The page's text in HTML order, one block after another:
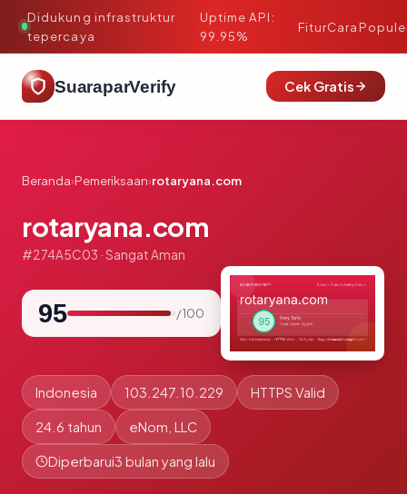
Didukung infrastruktur
tepercaya
·
Uptime API:
99.95%
FiturCara
SuaraparVerify Cek Gratis
Beranda›Pemeriksaan›rotaryana.com
rotaryana.com
#274A5C03 · Sangat Aman
95 / 100
Indonesia 103.247.10.229 HTTPS Valid
24.6 tahun eNom, LLC
Diperbarui3 bulan yang lalu